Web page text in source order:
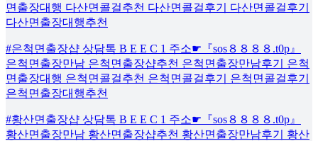
면출장대행 다산면콜걸추천 다산면콜걸후기 다산면콜걸후기
다산면출장대행추천
#은척면출장샵 상담톡 B E E C 1 주소☛『sos８８８８.t0p』
은척면출장만남 은척면출장샵추천 은척면출장만남후기 은척
면출장대행 은척면콜걸추천 은척면콜걸후기 은척면콜걸후기
은척면출장대행추천
#황산면출장샵 상담톡 B E E C 1 주소☛『sos８８８８.t0p』
황산면출장만남 황산면출장샵추천 황산면출장만남후기 황산